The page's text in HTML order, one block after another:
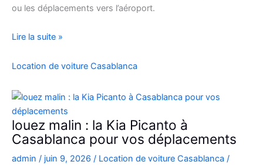
ou les déplacements vers l’aéroport.
Location
voiture
C3
à
Casablanca
Lire la suite »
Location de voiture Casablanca
louez malin : la Kia Picanto à
Casablanca pour vos déplacements
admin / juin 9, 2026 / Location de voiture Casablanca /